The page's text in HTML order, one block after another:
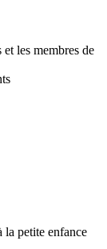
les membres de
la petite enfance